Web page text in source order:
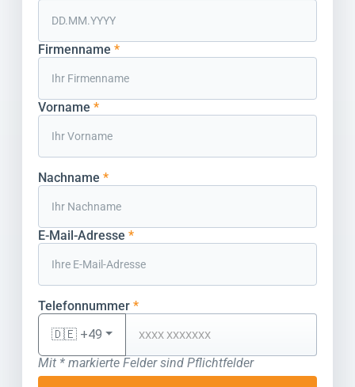
Firmenname *
Vorname *
Nachname *
E-Mail-Adresse *
Telefonnummer *
🇩🇪 +49
Mit * markierte Felder sind Pflichtfelder